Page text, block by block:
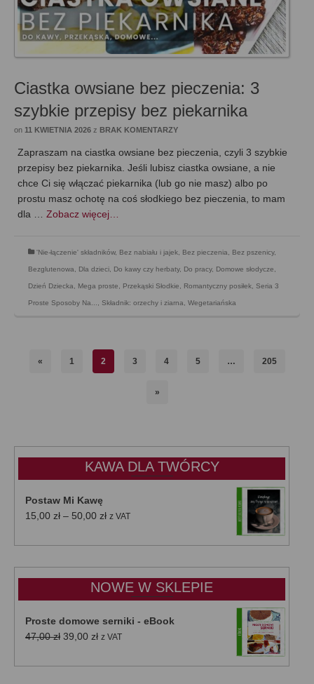
Ciastka owsiane bez pieczenia: 3
szybkie przepisy bez piekarnika
on 11 KWIETNIA 2026 z BRAK KOMENTARZY
Zapraszam na ciastka owsiane bez pieczenia, czyli 3 szybkie
przepisy bez piekarnika. Jeśli lubisz ciastka owsiane, a nie
chce Ci się włączać piekarnika (lub go nie masz) albo po
prostu masz ochotę na coś słodkiego bez pieczenia, to mam
dla … Zobacz więcej…
'Nie-łączenie' składników, Bez nabiału i jajek Bez pieczenia Bez pszenicy,
Bezglutenowa Dla dzieci Do kawy czy herbaty, Do pracy, Domowe słodycze
Dzień Dziecka Mega proste Przekąski Słodkie Romantyczny posiłek Seria 3
Proste Sposoby Na... Składnik: orzechy i ziarna Wegetariańska
« 1 2 3 4 5 … 205
»
KAWA DLA TWÓRCY
Postaw Mi Kawę
15,00 zł – 50,00 złZakres
od
do
50,00 zł
z VAT
NOWE W SKLEPIE
Proste domowe serniki - eBook
47,00zł Pierwotna
wynosiła:
39,00 złAktualna
wynosi:
z VAT